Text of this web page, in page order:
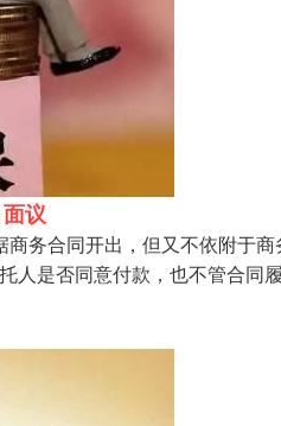
面议
务合同开出，但又不依附于
人是否同意付款，也不管合